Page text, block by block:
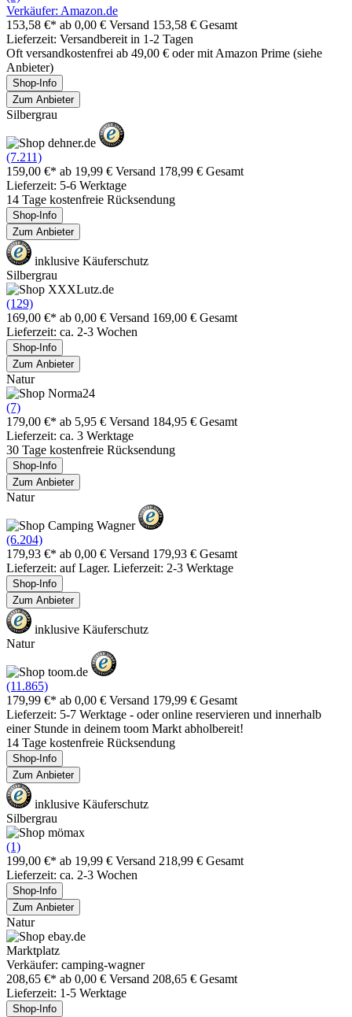
Verkäufer: Amazon.de
153,58 €* ab 0,00 € Versand 153,58 € Gesamt
Lieferzeit: Versandbereit in 1-2 Tagen
Oft versandkostenfrei ab 49,00 € oder mit Amazon Prime (siehe
Anbieter)
Shop-Info
Zum Anbieter
Silbergrau
(7.211)
159,00 €* ab 19,99 € Versand 178,99 € Gesamt
Lieferzeit: 5-6 Werktage
14 Tage kostenfreie Rücksendung
Shop-Info
Zum Anbieter
inklusive Käuferschutz
Silbergrau
(129)
169,00 €* ab 0,00 € Versand 169,00 € Gesamt
Lieferzeit: ca. 2-3 Wochen
Shop-Info
Zum Anbieter
Natur
(7)
179,00 €* ab 5,95 € Versand 184,95 € Gesamt
Lieferzeit: ca. 3 Werktage
30 Tage kostenfreie Rücksendung
Shop-Info
Zum Anbieter
Natur
(6.204)
179,93 €* ab 0,00 € Versand 179,93 € Gesamt
Lieferzeit: auf Lager. Lieferzeit: 2-3 Werktage
Shop-Info
Zum Anbieter
inklusive Käuferschutz
Natur
(11.865)
179,99 €* ab 0,00 € Versand 179,99 € Gesamt
Lieferzeit: 5-7 Werktage - oder online reservieren und innerhalb
einer Stunde in deinem toom Markt abholbereit!
14 Tage kostenfreie Rücksendung
Shop-Info
Zum Anbieter
inklusive Käuferschutz
Silbergrau
(1)
199,00 €* ab 19,99 € Versand 218,99 € Gesamt
Lieferzeit: ca. 2-3 Wochen
Shop-Info
Zum Anbieter
Natur
Marktplatz
Verkäufer: camping-wagner
208,65 €* ab 0,00 € Versand 208,65 € Gesamt
Lieferzeit: 1-5 Werktage
Shop-Info